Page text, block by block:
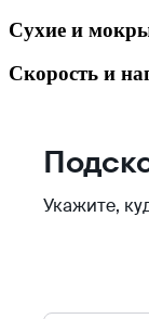
Сухие и
Скорость и
Укажите,